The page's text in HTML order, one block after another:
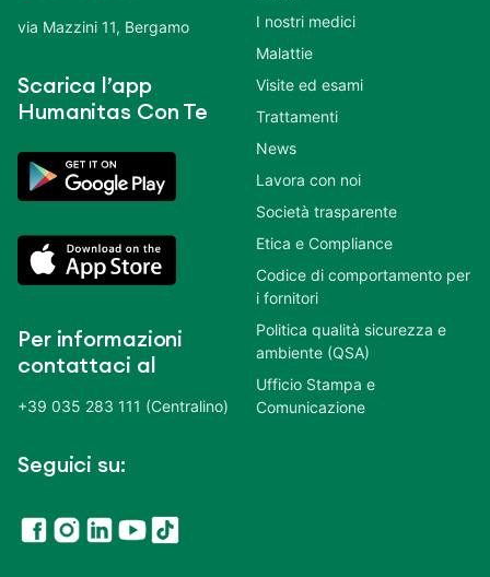
via Mazzini 11, Bergamo
Scarica l’app
Humanitas Con Te
Per informazioni
contattaci al
+39 035 283 111 (Centralino)
Seguici su:
I nostri medici
Malattie
Visite ed esami
Trattamenti
News
Lavora con noi
Società trasparente
Etica e Compliance
Codice di comportamento per
i fornitori
Politica qualità sicurezza e
ambiente (QSA)
Ufficio Stampa e
Comunicazione